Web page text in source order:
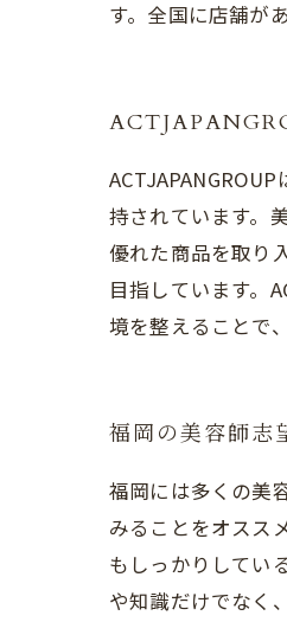
す。全国に店舗が
持されています。
優れた商品を取り
目指しています。
境を整えることで
福岡の美容師志
福岡には多くの美
みることをオスス
もしっかりしてい
や知識だけでなく